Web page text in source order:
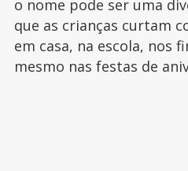
o nome pode ser uma
que as crianças curtam
em casa, na escola, nos
mesmo nas festas de